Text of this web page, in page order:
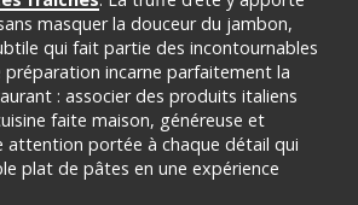
masquer la douceur du jambon,
qui fait partie des incontournables
préparation incarne parfaitement la
: associer des produits italiens
faite maison, généreuse et
attention portée à chaque détail qui
plat de pâtes en une expérience